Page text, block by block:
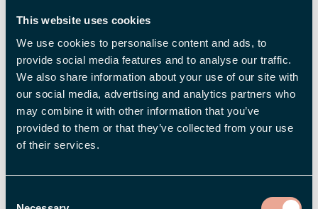
This website uses cookies
We use cookies to personalise content and ads, to
provide social media features and to analyse our traffic.
We also share information about your use of our site with
our social media, advertising and analytics partners who
may combine it with other information that you’ve
provided to them or that they’ve collected from your use
of their services.
Alla dessa data hämtas helt enkelt upp från
tidrapporterna i det integrerade tidsystemet.
Och skulle ni behöva tillgång till äldre uppgifter
som inte kan utvinnas direkt ur systemet så
finns det möjlighet att importera även dessa till
dashboarden via fil eller API. Ganska smart, eller
hur?
7. Rätt beslut i rätt tid